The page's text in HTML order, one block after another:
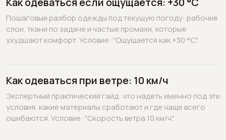
Пошаговый разбор одежды под текущую погоду: рабочие
слои, ткани по задаче и частые промахи, которые
ухудшают комфорт. Условие: "Ощущается как +30 °C".
Как одеваться при ветре: 10 км/ч
Экспертный практический гайд: что надеть именно под эти
условия, какие материалы сработают и где чаще всего
ошибаются. Условие: "Скорость ветра 10 км/ч".